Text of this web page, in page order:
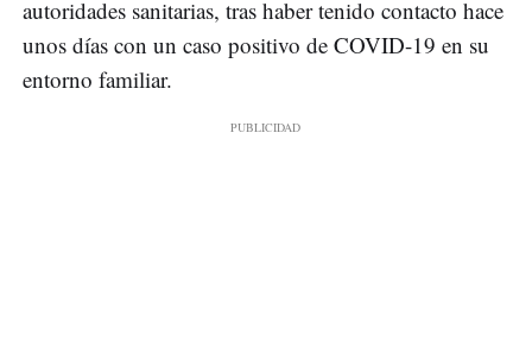
autoridades sanitarias, tras haber tenido contacto hace
unos días con un caso positivo de COVID-19 en su
entorno familiar.